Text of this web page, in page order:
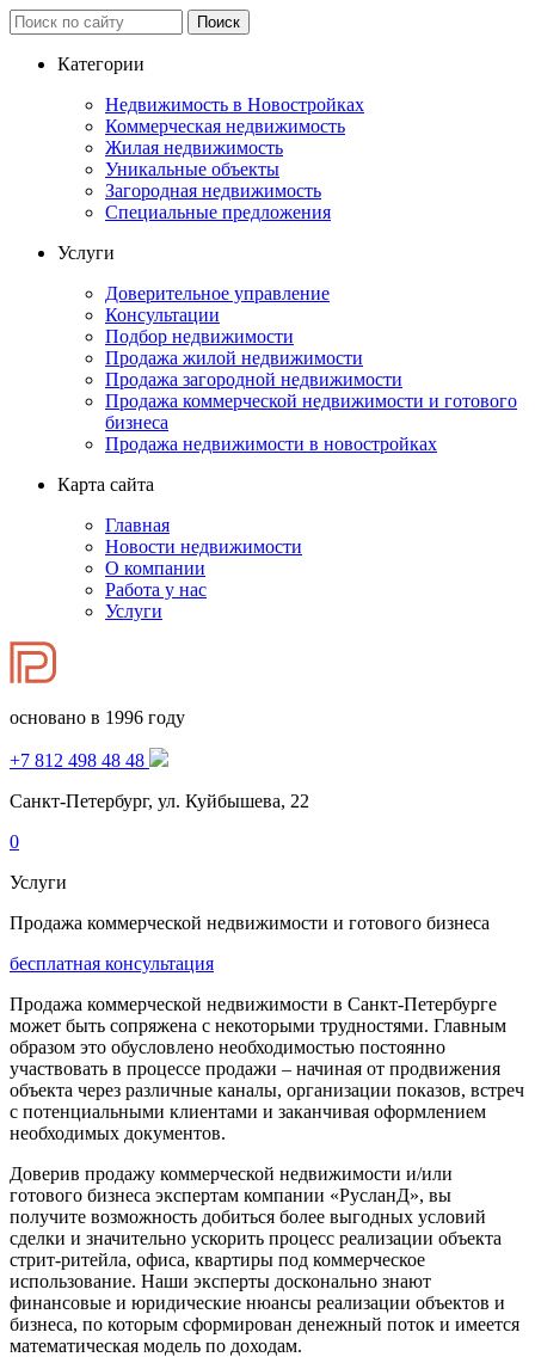
Категории
Недвижимость в Новостройках
Коммерческая недвижимость
Жилая недвижимость
Уникальные объекты
Загородная недвижимость
Специальные предложения
Услуги
Доверительное управление
Консультации
Подбор недвижимости
Продажа жилой недвижимости
Продажа загородной недвижимости
Продажа коммерческой недвижимости и готового
бизнеса
Продажа недвижимости в новостройках
Карта сайта
Главная
Новости недвижимости
О компании
Работа у нас
Услуги
основано в 1996 году
+7 812 498 48 48
Санкт-Петербург, ул. Куйбышева, 22
0
Услуги
Продажа коммерческой недвижимости и готового бизнеса
бесплатная консультация
Продажа коммерческой недвижимости в Санкт-Петербурге
может быть сопряжена с некоторыми трудностями. Главным
образом это обусловлено необходимостью постоянно
участвовать в процессе продажи – начиная от продвижения
объекта через различные каналы, организации показов, встреч
с потенциальными клиентами и заканчивая оформлением
необходимых документов.
Доверив продажу коммерческой недвижимости и/или
готового бизнеса экспертам компании «РусланД», вы
получите возможность добиться более выгодных условий
сделки и значительно ускорить процесс реализации объекта
стрит-ритейла, офиса, квартиры под коммерческое
использование. Наши эксперты досконально знают
финансовые и юридические нюансы реализации объектов и
бизнеса, по которым сформирован денежный поток и имеется
математическая модель по доходам.